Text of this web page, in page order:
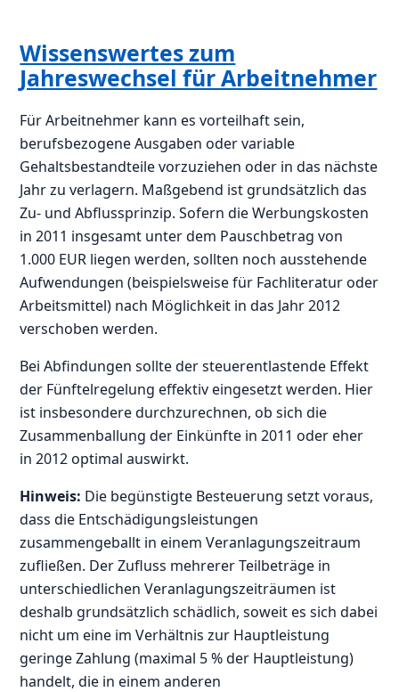
Wissenswertes zum
Jahreswechsel für Arbeitnehmer
Für Arbeitnehmer kann es vorteilhaft sein,
berufsbezogene Ausgaben oder variable
Gehaltsbestandteile vorzuziehen oder in das nächste
Jahr zu verlagern. Maßgebend ist grundsätzlich das
Zu- und Abflussprinzip. Sofern die Werbungskosten
in 2011 insgesamt unter dem Pauschbetrag von
1.000 EUR liegen werden, sollten noch ausstehende
Aufwendungen (beispielsweise für Fachliteratur oder
Arbeitsmittel) nach Möglichkeit in das Jahr 2012
verschoben werden.
Bei Abfindungen sollte der steuerentlastende Effekt
der Fünftelregelung effektiv eingesetzt werden. Hier
ist insbesondere durchzurechnen, ob sich die
Zusammenballung der Einkünfte in 2011 oder eher
in 2012 optimal auswirkt.
Hinweis: Die begünstigte Besteuerung setzt voraus,
dass die Entschädigungsleistungen
zusammengeballt in einem Veranlagungszeitraum
zufließen. Der Zufluss mehrerer Teilbeträge in
unterschiedlichen Veranlagungszeiträumen ist
deshalb grundsätzlich schädlich, soweit es sich dabei
nicht um eine im Verhältnis zur Hauptleistung
geringe Zahlung (maximal 5 % der Hauptleistung)
handelt, die in einem anderen